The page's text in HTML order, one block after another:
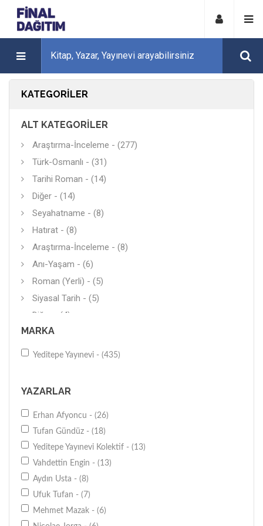
KATEGORILER
ALT KATEGORILER
Araştırma-İnceleme - (277)
Türk-Osmanlı - (31)
Tarihi Roman - (14)
Diğer - (14)
Seyahatname - (8)
Hatırat - (8)
Araştırma-İnceleme - (8)
Anı-Yaşam - (6)
Roman (Yerli) - (5)
Siyasal Tarih - (5)
Diğer - (4)
Almanca - (4)
Diğer - (4)
Hikaye (Yerli) - (2)
Mitoloji - (2)
Araştırma-İnceleme - (2)
Diğer - (2)
Bölgeler-Ülkeler - (2)
MARKA
Yeditepe Yayınevi - (435)
YAZARLAR
Erhan Afyoncu - (26)
Tufan Gündüz - (18)
Yeditepe Yayınevi Kolektif - (13)
Vahdettin Engin - (13)
Aydın Usta - (8)
Ufuk Tufan - (7)
Mehmet Mazak - (6)